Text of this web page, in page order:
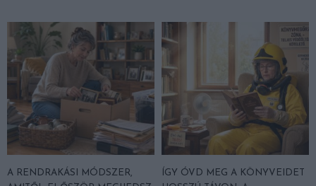
A RENDRAKÁSI MÓDSZER,
ÍGY ÓVD MEG A KÖNYVEIDET